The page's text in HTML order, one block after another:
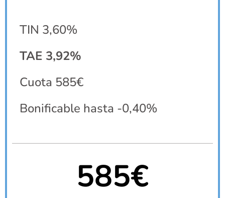
TIN 3,60%
TAE 3,92%
Cuota 585€
Bonificable hasta -0,40%
585€